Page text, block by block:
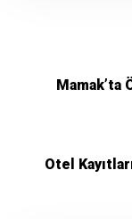
Mamak’ta
Otel